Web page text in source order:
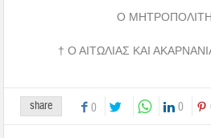
Ο
† Ο ΑΙΤΩΛΙΑΣ ΚΑΙ
share 0 0